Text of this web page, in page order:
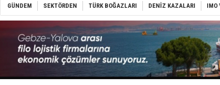
Denizcilik
‘14.
Taksi
TÜRKLİM
SOCAR da
Dünyanın
GÜNDEM SEKTÖRDEN TÜRK BOĞAZLARI DENİZ KAZALARI IMO